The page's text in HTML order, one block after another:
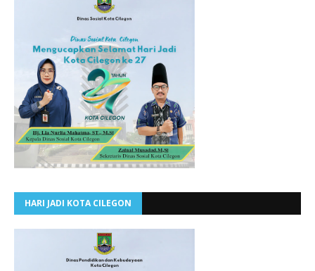
HARI JADI KOTA CILEGON